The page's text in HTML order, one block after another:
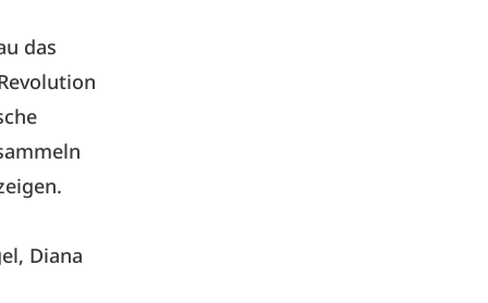
das
Diana